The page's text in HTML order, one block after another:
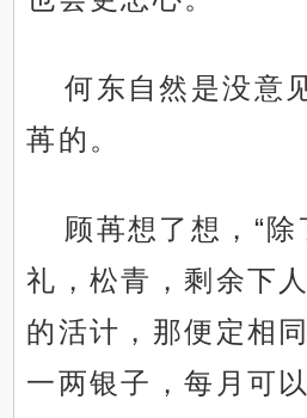
何东自然是没意
苒的。
顾苒想了想，“除
礼，松青，剩余下
的活计，那便定相
一两银子，每月可